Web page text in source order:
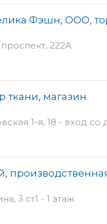
Фэшн, ООО,
222А
ткани, магазин
1-я, 18 - вход со
3 ст1 - 1 этаж